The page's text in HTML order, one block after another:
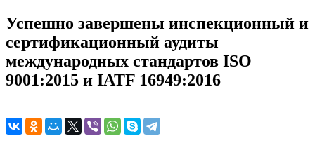
Успешно завершены инспекционный и
сертификационный аудиты
международных стандартов ISO
9001:2015 и IATF 16949:2016